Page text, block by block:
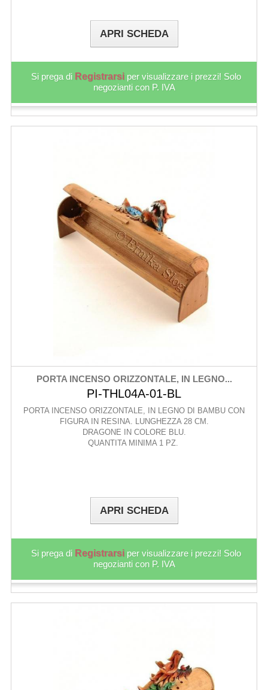
APRI SCHEDA
Si prega di Registrarsi per visualizzare i prezzi! Solo
negozianti con P. IVA
PORTA INCENSO ORIZZONTALE, IN LEGNO...
PI-THL04A-01-BL
PORTA INCENSO ORIZZONTALE, IN LEGNO DI BAMBU CON
FIGURA IN RESINA. LUNGHEZZA 28 CM.
DRAGONE IN COLORE BLU.
QUANTITA MINIMA 1 PZ.
APRI SCHEDA
Si prega di Registrarsi per visualizzare i prezzi! Solo
negozianti con P. IVA